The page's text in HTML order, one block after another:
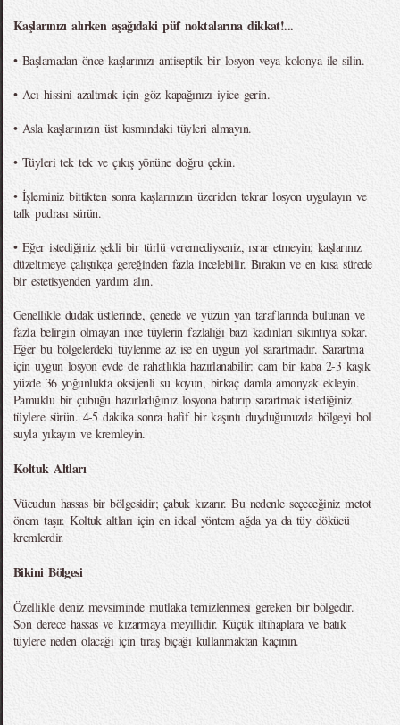
Kaşlarınızı alırken aşağıdaki püf noktalarına dikkat!...
• Başlamadan önce kaşlarınızı antiseptik bir losyon veya kolonya ile silin.
• Acı hissini azaltmak için göz kapağınızı iyice gerin.
• Asla kaşlarınızın üst kısmındaki tüyleri almayın.
• Tüyleri tek tek ve çıkış yönüne doğru çekin.
• İşleminiz bittikten sonra kaşlarınızın üzeriden tekrar losyon uygulayın ve
talk pudrası sürün.
• Eğer istediğiniz şekli bir türlü veremediyseniz, ısrar etmeyin; kaşlarınız
düzeltmeye çalıştıkça gereğinden fazla incelebilir. Bırakın ve en kısa sürede
bir estetisyenden yardım alın.
Genellikle dudak üstlerinde, çenede ve yüzün yan taraflarında bulunan ve
fazla belirgin olmayan ince tüylerin fazlalığı bazı kadınları sıkıntıya sokar.
Eğer bu bölgelerdeki tüylenme az ise en uygun yol sarartmadır. Sarartma
için uygun losyon evde de rahatlıkla hazırlanabilir: cam bir kaba 2-3 kaşık
yüzde 36 yoğunlukta oksijenli su koyun, birkaç damla amonyak ekleyin.
Pamuklu bir çubuğu hazırladığınız losyona batırıp sarartmak istediğiniz
tüylere sürün. 4-5 dakika sonra hafif bir kaşıntı duyduğunuzda bölgeyi bol
suyla yıkayın ve kremleyin.
Koltuk Altları
Vücudun hassas bir bölgesidir; çabuk kızarır. Bu nedenle seçeceğiniz metot
önem taşır. Koltuk altları için en ideal yöntem ağda ya da tüy dökücü
kremlerdir.
Bikini Bölgesi
Özellikle deniz mevsiminde mutlaka temizlenmesi gereken bir bölgedir.
Son derece hassas ve kızarmaya meyillidir. Küçük iltihaplara ve batık
tüylere neden olacağı için tıraş bıçağı kullanmaktan kaçının.